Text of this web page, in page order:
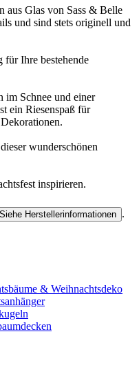
aus Glas von Sass & Belle
und sind stets originell und
für Ihre bestehende
im Schnee und einer
ein Riesenspaß für
Dekorationen.
wunderschönen
inspirieren.
Siehe Herstellerinformationen .
& Weihnachtsdeko